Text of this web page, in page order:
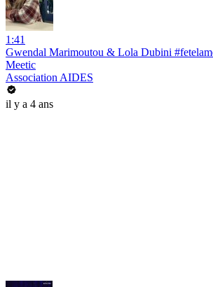
1:41
Gwendal Marimoutou & Lola Dubini
Meetic
Association AIDES
il y a 4 ans